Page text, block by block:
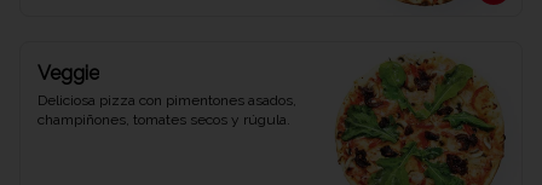
Veggie
Deliciosa pizza con pimentones asados,
champiñones, tomates secos y rúgula.